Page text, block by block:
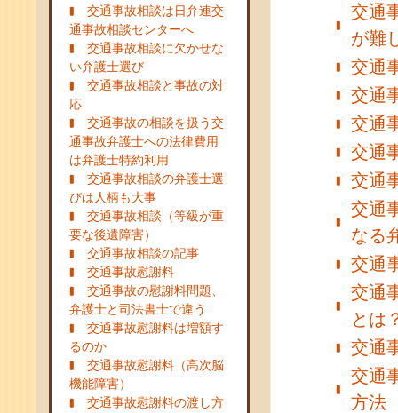
交通事故相談は日弁連交
通事故相談センターへ
交通事故相談に欠かせな
い弁護士選び
交通事故相談と事故の対
応
交通事故の相談を扱う交
通事故弁護士への法律費用
は弁護士特約利用
交通事故相談の弁護士選
びは人柄も大事
交通事故相談（等級が重
要な後遺障害）
交通事故相談の記事
交通事故慰謝料
交通事故の慰謝料問題、
弁護士と司法書士で違う
交通事故慰謝料は増額す
るのか
交通事故慰謝料（高次脳
機能障害）
交通事故慰謝料の渡し方
交通
が難
交通
交通
交通
交通
交通
交通
なる
交通
交通
とは
交通
交通
方法